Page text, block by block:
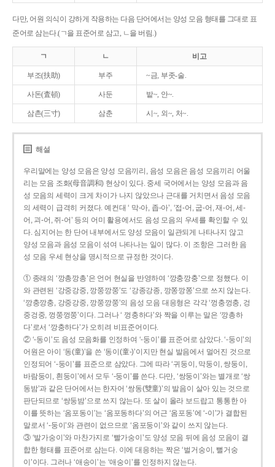
다만, 어원 의식이 강하게 작용하는 다음 단어에서는 양성 모음 형태를 그대로 표
준어로 삼는다.(ㄱ을 표준어로 삼고, ㄴ을 버림.)
ㄱ ㄴ 비고
부조(扶助) 부주 ~금, 부좃-술.
사돈(査頓) 사둔 밭~, 안~.
삼촌(三寸) 삼춘 시~, 외~, 처~.
해설
우리말에는 양성 모음은 양성 모음끼리, 음성 모음은 음성 모음끼리 어울
리는 모음 조화(母音調和) 현상이 있다. 중세 국어에서는 양성 모음과 음
성 모음의 세력이 크게 차이가 나지 않았으나 근대를 거치면서 음성 모음
의 세력이 급격히 커졌다. 예컨대 ‘ 막-아, 좁-아’, ‘접-어, 굽-어, 재-어, 세-
어, 괴-어, 쥐-어’ 등의 어미 활용에서도 음성 모음의 우세를 확인할 수 있
다. 심지어는 한 단어 내부에서도 양성 모음이 일관되게 나타나지 않고
양성 모음과 음성 모음이 섞여 나타나는 일이 많다. 이 조항은 그러한 음
성 모음 우세 현상을 명시적으로 규정한 것이다.
① 종래의 ‘깡총깡총’은 언어 현실을 반영하여 ‘깡충깡충’으로 정했다. 이
와 관련된 ‘강중강중, 깡쭝깡쭝’도 ‘강종강종, 깡쫑깡쫑’으로 쓰지 않는다.
‘깡충깡충, 강중강중, 깡쭝깡쭝’의 음성 모음 대응형은 각각 ‘껑충껑충, 겅
중겅중, 껑쭝껑쭝’이다. 그러나 ‘ 껑충하다’와 짝을 이루는 말은 ‘깡총하
다’로서 ‘깡충하다’가 오히려 비표준어이다.
② ‘-동이’도 음성 모음화를 인정하여 ‘-둥이’를 표준어로 삼았다. ‘-둥이’의
어원은 아이 ‘동(童)’을 쓴 ‘동이(童-)’이지만 현실 발음에서 멀어진 것으로
인정되어 ‘-둥이’를 표준으로 삼았다. 그에 따라 ‘귀둥이, 막둥이, 쌍둥이,
바람둥이, 흰둥이’에서 모두 ‘-둥이’를 쓴다. 다만, ‘쌍둥이’와는 별개로 ‘쌍
동밤’과 같은 단어에서는 한자어 ‘쌍동(雙童)’의 발음이 살아 있는 것으로
판단되므로 ‘쌍둥밤’으로 쓰지 않는다. 또 살이 올라 보드랍고 통통한 아
이를 뜻하는 ‘옴포동이’는 ‘옴포동하다’의 어근 ‘옴포동’에 ‘-이’가 결합된
말로서 ‘-둥이’와 관련이 없으므로 ‘옴포둥이’와 같이 쓰지 않는다.
③ ‘발가숭이’와 마찬가지로 ‘빨가숭이’도 양성 모음 뒤에 음성 모음이 결
합한 형태를 표준어로 삼는다. 이에 대응하는 짝은 ‘벌거숭이, 뻘거숭
이’이다. 그러나 ‘애송이’는 ‘애숭이’를 인정하지 않는다.